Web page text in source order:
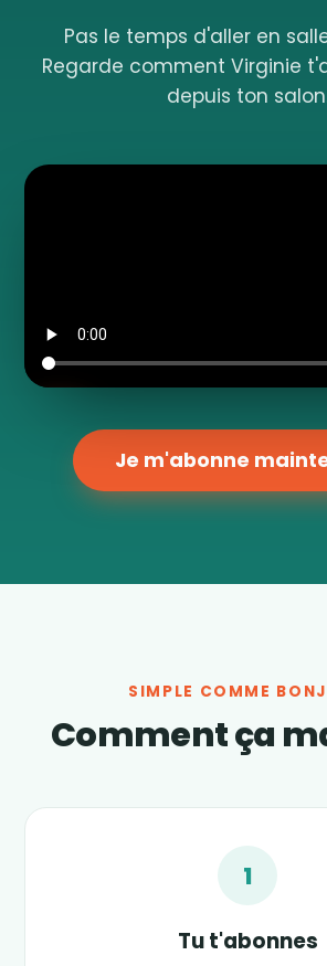
Pas le temps d'aller en
Regarde comment Virginie
depuis ton
Je m'abonne
SIMPLE COMME
Comment ça
1
Tu t'abonnes